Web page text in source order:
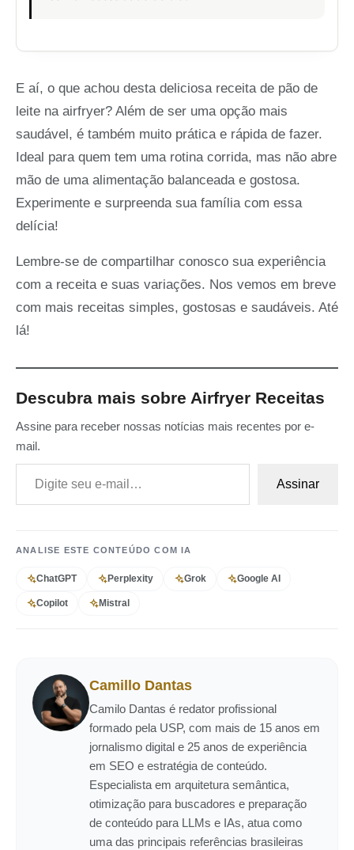
E aí, o que achou desta deliciosa receita de pão de
leite na airfryer? Além de ser uma opção mais
saudável, é também muito prática e rápida de fazer.
Ideal para quem tem uma rotina corrida, mas não abre
mão de uma alimentação balanceada e gostosa.
Experimente e surpreenda sua família com essa
delícia!
Lembre-se de compartilhar conosco sua experiência
com a receita e suas variações. Nos vemos em breve
com mais receitas simples, gostosas e saudáveis. Até
lá!
Descubra mais sobre Airfryer Receitas
Assine para receber nossas notícias mais recentes por e-
mail.
Digite seu e-mail…
Assinar
ANALISE ESTE CONTEÚDO COM IA
ChatGPT Perplexity Grok Google AI
Copilot Mistral
Camillo Dantas
Camilo Dantas é redator profissional
formado pela USP, com mais de 15 anos em
jornalismo digital e 25 anos de experiência
em SEO e estratégia de conteúdo.
Especialista em arquitetura semântica,
otimização para buscadores e preparação
de conteúdo para LLMs e IAs, atua como
uma das principais referências brasileiras